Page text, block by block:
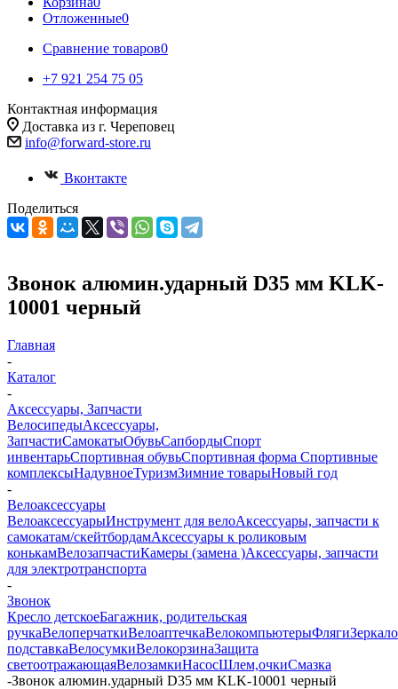
Отложенные0
Сравнение товаров0
+7 921 254 75 05
Контактная информация
Доставка из г. Череповец
info@forward-store.ru
Вконтакте
Поделиться
Звонок алюмин.ударный D35 мм KLK-
10001 черный
Главная
-
Каталог
-
Аксессуары, Запчасти
ВелосипедыАксессуары,
ЗапчастиСамокатыОбувьСапбордыСпорт
инвентарьСпортивная обувьСпортивная форма Спортивные
комплексыНадувноеТуризмЗимние товарыНовый год
-
Велоаксессуары
ВелоаксессуарыИнструмент для велоАксессуары, запчасти к
самокатам/скейтбордамАксессуары к роликовым
конькамВелозапчастиКамеры (замена )Аксессуары, запчасти
для электротранспорта
-
Звонок
Кресло детскоеБагажник, родительская
ручкаВелоперчаткиВелоаптечкаВелокомпьютерыФлягиЗеркало
подставкаВелосумкиВелокорзинаЗащита
светоотражающаяВелозамкиНасосШлем,очкиСмазка
-Звонок алюмин.ударный D35 мм KLK-10001 черный